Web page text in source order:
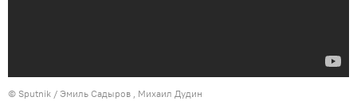
© Sputnik / Эмиль Садыров , Михаил Дудин